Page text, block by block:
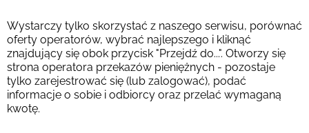
Wystarczy tylko skorzystać z naszego serwisu, porównać
oferty operatorów, wybrać najlepszego i kliknąć
znajdujący się obok przycisk "Przejdź do...". Otworzy się
strona operatora przekazów pieniężnych - pozostaje
tylko zarejestrować się (lub zalogować), podać
informacje o sobie i odbiorcy oraz przelać wymaganą
kwotę.